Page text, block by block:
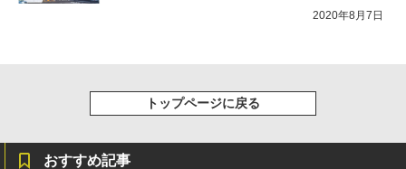
2020年8月7日
トップページに戻る
おすすめ記事